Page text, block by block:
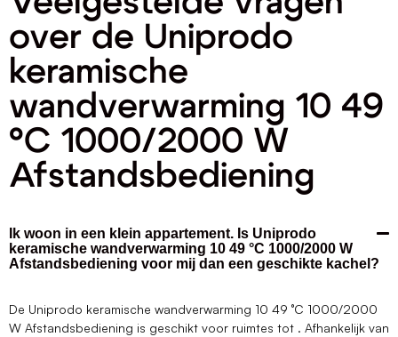
over de Uniprodo
keramische
wandverwarming 10 49
°C 1000/2000 W
Afstandsbediening
Ik woon in een klein appartement. Is Uniprodo
keramische wandverwarming 10 49 °C 1000/2000 W
Afstandsbediening voor mij dan een geschikte kachel?
De Uniprodo keramische wandverwarming 10 49 °C 1000/2000
W Afstandsbediening is geschikt voor ruimtes tot . Afhankelijk van